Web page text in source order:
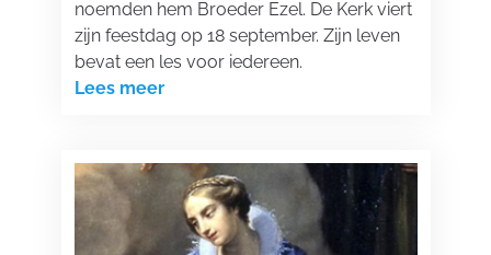
noemden hem Broeder Ezel. De Kerk viert
zijn feestdag op 18 september. Zijn leven
bevat een les voor iedereen.
Lees meer